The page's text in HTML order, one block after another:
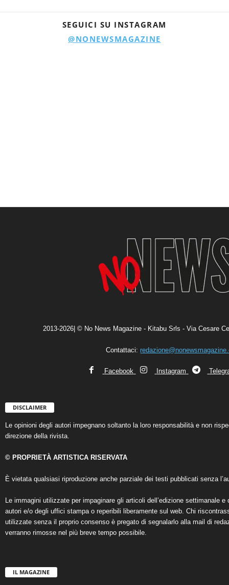
SEGUICI SU INSTAGRAM
@NONEWSMAGAZINE
2013-2026| © No News Magazine - Kitabu Srls - Via Cesare
Contattaci:
Facebook Instagram
DISCLAIMER
Le opinioni degli autori impegnano soltanto la loro responsabilità e non
direzione della rivista.
© PROPRIETÀ ARTISTICA RISERVATA
È vietata qualsiasi riproduzione anche parziale dei testi pubblicati senza
Le immagini utilizzate per impaginare gli articoli dell’edizione settimanale
autori e/o degli uffici stampa o reperibili liberamente sul web. Chi
utilizzate senza il proprio consenso è pregato di segnalarlo alla mail di
verranno rimosse nel più breve tempo possibile.
IL MAGAZINE